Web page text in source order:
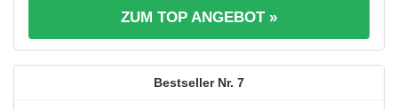
ZUM TOP ANGEBOT »
7